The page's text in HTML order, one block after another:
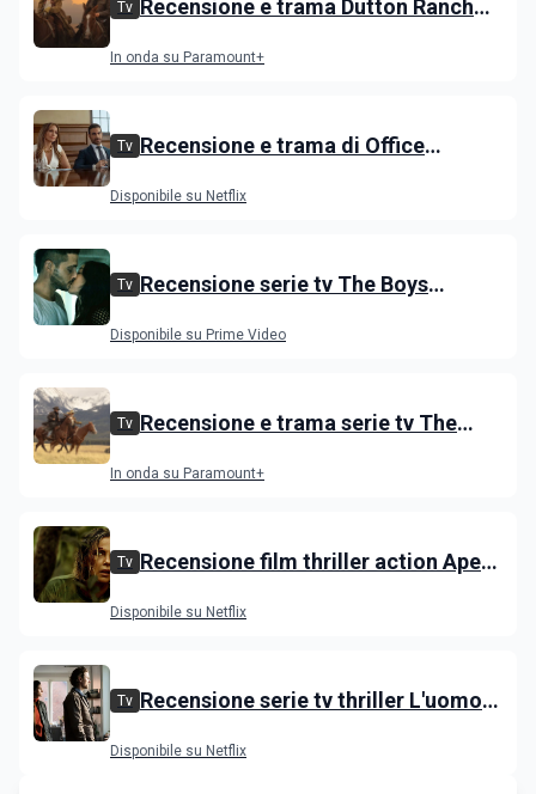
Tv Recensione e trama Dutton Ranch
venerdì 3 luglio
In onda su Paramount+
Tv Recensione e trama di Office
Disponibile su Netflix
Tv Recensione serie tv The Boys
Disponibile su Prime Video
Tv Recensione e trama serie tv The
di Yellowstone
In onda su Paramount+
Tv Recensione film thriller action Apex
Egerton
Disponibile su Netflix
Tv Recensione serie tv thriller L'uomo
Disponibile su Netflix